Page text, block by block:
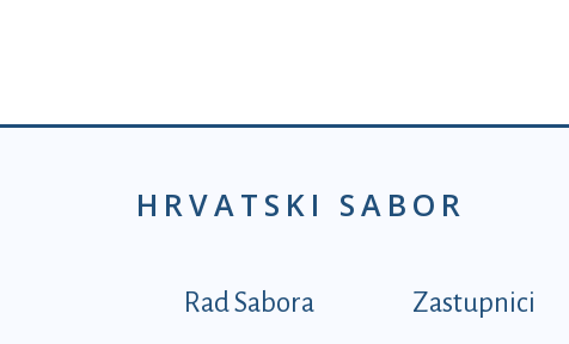
HRVATSKI SABOR
Podnožje prvi izbornik
Rad Sabora Zastupnici